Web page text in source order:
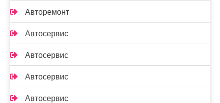
Авторемонт
Автосервис
Автосервис
Автосервис
Автосервис